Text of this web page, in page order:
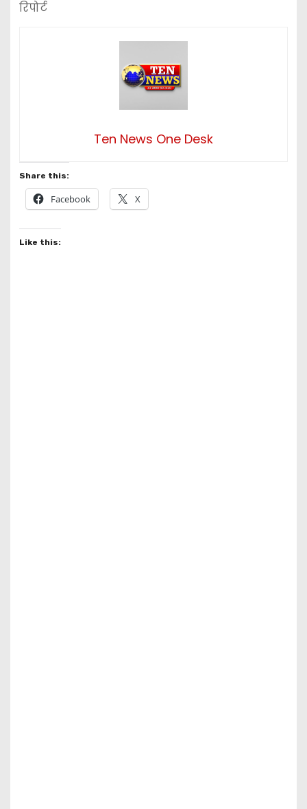
रिपोर्ट
Ten News One Desk
Share this:
Facebook X
Like this: